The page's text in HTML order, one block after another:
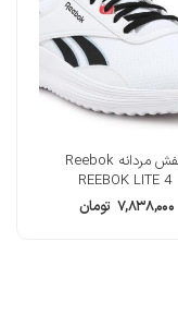
کفش مردانه Reebok
REEBOK LITE 4
۷,۸۳۸,۰۰۰ تومان